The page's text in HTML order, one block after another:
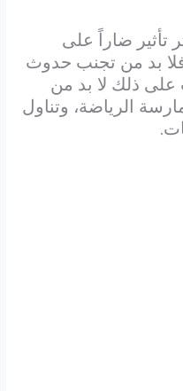
ضاراً على
بد من تجنب حدوث
ذلك لا بد من
الرياضة، وتناول